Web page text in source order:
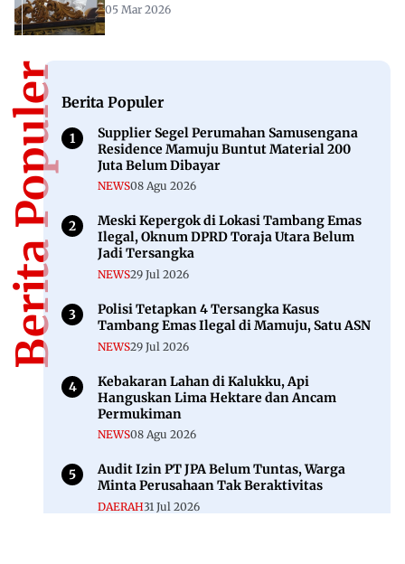
05 Mar 2026
Berita PopulerBerita Populer
Supplier Segel Perumahan Samusengana
Residence Mamuju Buntut Material 200
Juta Belum Dibayar
NEWS08 Agu 2026
Meski Kepergok di Lokasi Tambang Emas
Ilegal, Oknum DPRD Toraja Utara Belum
Jadi Tersangka
NEWS29 Jul 2026
Polisi Tetapkan 4 Tersangka Kasus
Tambang Emas Ilegal di Mamuju, Satu ASN
NEWS29 Jul 2026
Kebakaran Lahan di Kalukku, Api
Hanguskan Lima Hektare dan Ancam
Permukiman
NEWS08 Agu 2026
Audit Izin PT JPA Belum Tuntas, Warga
Minta Perusahaan Tak Beraktivitas
DAERAH31 Jul 2026